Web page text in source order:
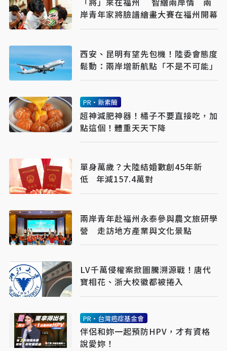
岸青年家將臉譜繪畫大賽在福州開幕
西安、昆明有望先包機！陸委會態度
鬆動：兩岸增新航點「不是不可能」
PR・新素簡
超神減肥神器！橘子不要直接吃，加
點這個！體重天天下降
單身萬歲？大陸結婚數創45年新
低 年減157.4萬對
兩岸青年赴福州永泰參與農文旅研學
營 走訪地方產業與文化景點
LV千萬侵權案掀圖騰溯源戰！唐代
寶相花、浙大校徽都被捲入
PR・台灣癌症基金會
伴侶和妳一起預防HPV，才有資格
說愛妳！